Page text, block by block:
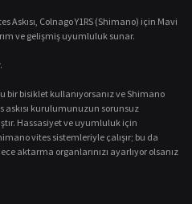
Askısı, Colnago Y1RS (Shimano) için Mavi
ve gelişmiş uyumluluk sunar.
bir bisiklet kullanıyorsanız ve Shimano
askısı kurulumunuzun sorunsuz
Hassasiyet ve uyumluluk için
vites sistemleriyle çalışır; bu da
aktarma organlarınızı ayarlıyor olsanız